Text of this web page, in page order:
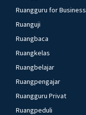
Ruangguru for Business
Ruanguji
Ruangbaca
Ruangkelas
Ruangbelajar
Ruangpengajar
Ruangguru Privat
Ruangpeduli